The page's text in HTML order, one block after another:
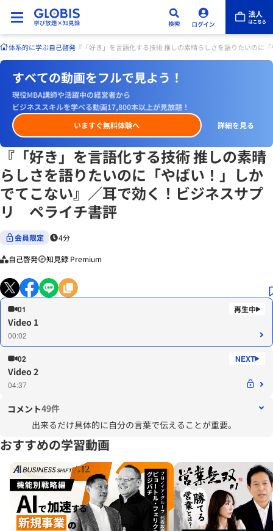
体系的に学ぶ自己啓発 『「好き」を言語化する技術 推しの素晴らしさを語りたいの
すべての動画をフルで見よう！
現役MBA講師や活躍中の経営者から
ビジネススキルを学べる動画17,800本以上が見放題！
いますぐ無料体験へ
詳細を見る
『「好き」を言語化する技術 推しの素晴
らしさを語りたいのに「やばい！」しか
でてこない』／耳で効く！ビジネスサプ
リ ペライチ書評
会員限定 4分
自己啓発 知見録 Premium
01
Video 1
00:02
02
Video 2
04:37
コメント49件
出来るだけ具体的に自分の言葉で伝えることが重要。
おすすめの学習動画